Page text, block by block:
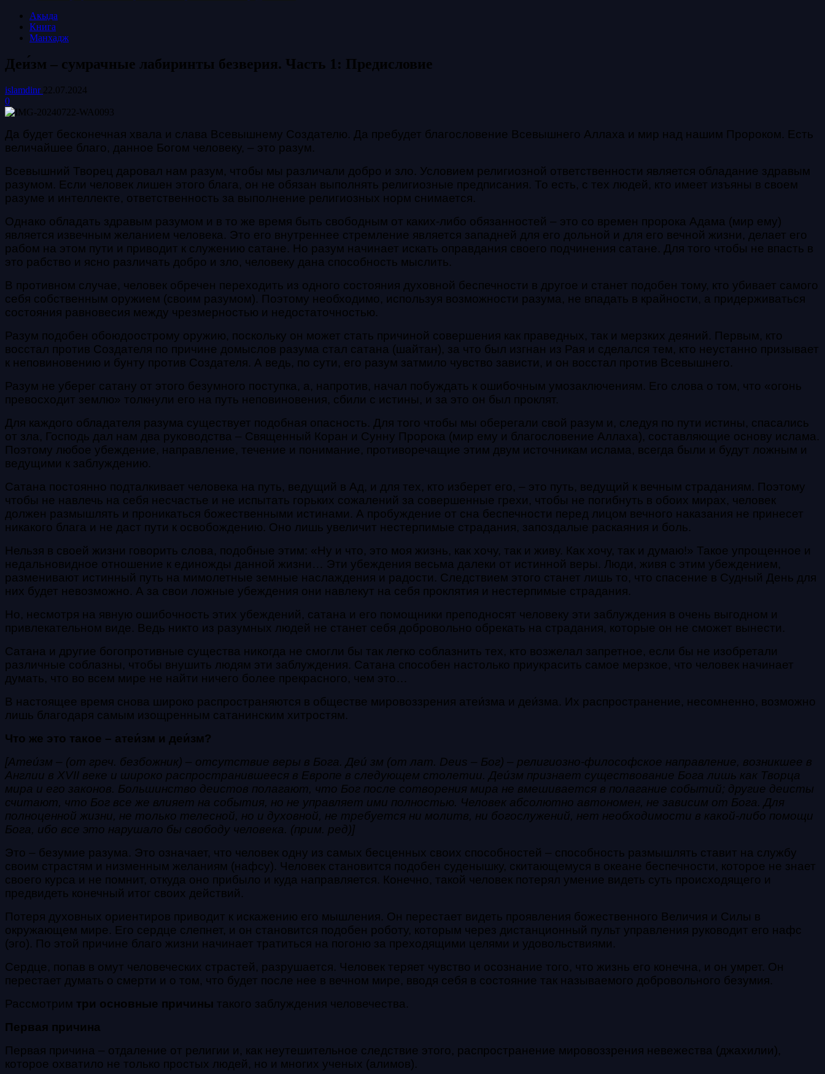
Акыда
Книга
Манхадж
Деи́зм – сумрачные лабиринты безверия. Часть 1: Предисловие
islamdinr 22.07.2024
0
Да будет бесконечная хвала и слава Всевышнему Создателю. Да пребудет благословение Всевышнего Аллаха и мир над нашим Пророком. Есть
величайшее благо, данное Богом человеку, – это разум.
Всевышний Творец даровал нам разум, чтобы мы различали добро и зло. Условием религиозной ответственности является обладание здравым
разумом. Если человек лишен этого блага, он не обязан выполнять религиозные предписания. То есть, с тех людей, кто имеет изъяны в своем
разуме и интеллекте, ответственность за выполнение религиозных норм снимается.
Однако обладать здравым разумом и в то же время быть свободным от каких-либо обязанностей – это со времен пророка Адама (мир ему)
является извечным желанием человека. Это его внутреннее стремление является западней для его дольной и для его вечной жизни, делает его
рабом на этом пути и приводит к служению сатане. Но разум начинает искать оправдания своего подчинения сатане. Для того чтобы не впасть в
это рабство и ясно различать добро и зло, человеку дана способность мыслить.
В противном случае, человек обречен переходить из одного состояния духовной беспечности в другое и станет подобен тому, кто убивает самого
себя собственным оружием (своим разумом). Поэтому необходимо, используя возможности разума, не впадать в крайности, а придерживаться
состояния равновесия между чрезмерностью и недостаточностью.
Разум подобен обоюдоострому оружию, поскольку он может стать причиной совершения как праведных, так и мерзких деяний. Первым, кто
восстал против Создателя по причине домыслов разума стал сатана (шайтан), за что был изгнан из Рая и сделался тем, кто неустанно призывает
к неповиновению и бунту против Создателя. А ведь, по сути, его разум затмило чувство зависти, и он восстал против Всевышнего.
Разум не уберег сатану от этого безумного поступка, а, напротив, начал побуждать к ошибочным умозаключениям. Его слова о том, что «огонь
превосходит землю» толкнули его на путь неповиновения, сбили с истины, и за это он был проклят.
Для каждого обладателя разума существует подобная опасность. Для того чтобы мы оберегали свой разум и, следуя по пути истины, спасались
от зла, Господь дал нам два руководства – Священный Коран и Сунну Пророка (мир ему и благословение Аллаха), составляющие основу ислама.
Поэтому любое убеждение, направление, течение и понимание, противоречащие этим двум источникам ислама, всегда были и будут ложным и
ведущими к заблуждению.
Сатана постоянно подталкивает человека на путь, ведущий в Ад, и для тех, кто изберет его, – это путь, ведущий к вечным страданиям. Поэтому
чтобы не навлечь на себя несчастье и не испытать горьких сожалений за совершенные грехи, чтобы не погибнуть в обоих мирах, человек
должен размышлять и проникаться божественными истинами. А пробуждение от сна беспечности перед лицом вечного наказания не принесет
никакого блага и не даст пути к освобождению. Оно лишь увеличит нестерпимые страдания, запоздалые раскаяния и боль.
Нельзя в своей жизни говорить слова, подобные этим: «Ну и что, это моя жизнь, как хочу, так и живу. Как хочу, так и думаю!» Такое упрощенное и
недальновидное отношение к единожды данной жизни… Эти убеждения весьма далеки от истинной веры. Люди, живя с этим убеждением,
разменивают истинный путь на мимолетные земные наслаждения и радости. Следствием этого станет лишь то, что спасение в Судный День для
них будет невозможно. А за свои ложные убеждения они навлекут на себя проклятия и нестерпимые страдания.
Но, несмотря на явную ошибочность этих убеждений, сатана и его помощники преподносят человеку эти заблуждения в очень выгодном и
привлекательном виде. Ведь никто из разумных людей не станет себя добровольно обрекать на страдания, которые он не сможет вынести.
Сатана и другие богопротивные существа никогда не смогли бы так легко соблазнить тех, кто возжелал запретное, если бы не изобретали
различные соблазны, чтобы внушить людям эти заблуждения. Сатана способен настолько приукрасить самое мерзкое, что человек начинает
думать, что во всем мире не найти ничего более прекрасного, чем это…
В настоящее время снова широко распространяются в обществе мировоззрения атеи́зма и деи́зма. Их распространение, несомненно, возможно
лишь благодаря самым изощренным сатанинским хитростям.
Что же это такое – атеи́зм и деи́зм?
[Атеи́зм – (от греч. безбожник) – отсутствие веры в Бога. Деи́ зм (от лат. Deus – Бог) – религиозно-философское направление, возникшее в
Англии в XVII веке и широко распространившееся в Европе в следующем столетии. Деи́зм признает существование Бога лишь как Творца
мира и его законов. Большинство деистов полагают, что Бог после сотворения мира не вмешивается в полагание событий; другие деисты
считают, что Бог все же влияет на события, но не управляет ими полностью. Человек абсолютно автономен, не зависим от Бога. Для
полноценной жизни, не только телесной, но и духовной, не требуется ни молитв, ни богослужений, нет необходимости в какой-либо помощи
Бога, ибо все это нарушало бы свободу человека. (прим. ред)]
Это – безумие разума. Это означает, что человек одну из самых бесценных своих способностей – способность размышлять ставит на службу
своим страстям и низменным желаниям (нафсу). Человек становится подобен суденышку, скитающемуся в океане беспечности, которое не знает
своего курса и не помнит, откуда оно прибыло и куда направляется. Конечно, такой человек потерял умение видеть суть происходящего и
предвидеть конечный итог своих действий.
Потеря духовных ориентиров приводит к искажению его мышления. Он перестает видеть проявления божественного Величия и Силы в
окружающем мире. Его сердце слепнет, и он становится подобен роботу, которым через дистанционный пульт управления руководит его нафс
(эго). По этой причине благо жизни начинает тратиться на погоню за преходящими целями и удовольствиями.
Сердце, попав в омут человеческих страстей, разрушается. Человек теряет чувство и осознание того, что жизнь его конечна, и он умрет. Он
перестает думать о смерти и о том, что будет после нее в вечном мире, вводя себя в состояние так называемого добровольного безумия.
Рассмотрим три основные причины такого заблуждения человечества.
Первая причина
Первая причина – отдаление от религии и, как неутешительное следствие этого, распространение мировоззрения невежества (джахилии),
которое охватило не только простых людей, но и многих ученых (алимов).